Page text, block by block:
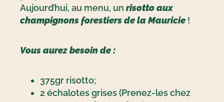
Aujourd’hui, au menu, un risotto aux
champignons forestiers de la Mauricie !
Vous aurez besoin de :
375gr risotto;
2 échalotes grises (Prenez-les chez